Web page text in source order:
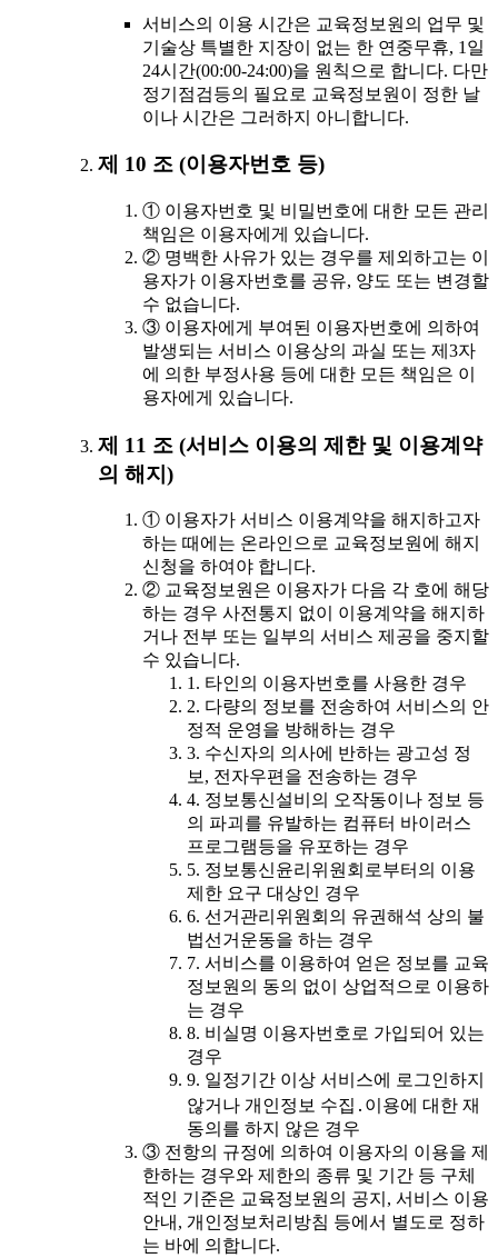
서비스의 이용 시간은 교육정보원의 업무 및
기술상 특별한 지장이 없는 한 연중무휴, 1일
24시간(00:00-24:00)을 원칙으로 합니다. 다만
정기점검등의 필요로 교육정보원이 정한 날
이나 시간은 그러하지 아니합니다.
제 10 조 (이용자번호 등)
① 이용자번호 및 비밀번호에 대한 모든 관리
책임은 이용자에게 있습니다.
② 명백한 사유가 있는 경우를 제외하고는 이
용자가 이용자번호를 공유, 양도 또는 변경할
수 없습니다.
③ 이용자에게 부여된 이용자번호에 의하여
발생되는 서비스 이용상의 과실 또는 제3자
에 의한 부정사용 등에 대한 모든 책임은 이
용자에게 있습니다.
제 11 조 (서비스 이용의 제한 및 이용계약
의 해지)
① 이용자가 서비스 이용계약을 해지하고자
하는 때에는 온라인으로 교육정보원에 해지
신청을 하여야 합니다.
② 교육정보원은 이용자가 다음 각 호에 해당
하는 경우 사전통지 없이 이용계약을 해지하
거나 전부 또는 일부의 서비스 제공을 중지할
수 있습니다.
1. 타인의 이용자번호를 사용한 경우
2. 다량의 정보를 전송하여 서비스의 안
정적 운영을 방해하는 경우
3. 수신자의 의사에 반하는 광고성 정
보, 전자우편을 전송하는 경우
4. 정보통신설비의 오작동이나 정보 등
의 파괴를 유발하는 컴퓨터 바이러스
프로그램등을 유포하는 경우
5. 정보통신윤리위원회로부터의 이용
제한 요구 대상인 경우
6. 선거관리위원회의 유권해석 상의 불
법선거운동을 하는 경우
7. 서비스를 이용하여 얻은 정보를 교육
정보원의 동의 없이 상업적으로 이용하
는 경우
8. 비실명 이용자번호로 가입되어 있는
경우
9. 일정기간 이상 서비스에 로그인하지
않거나 개인정보 수집․이용에 대한 재
동의를 하지 않은 경우
③ 전항의 규정에 의하여 이용자의 이용을 제
한하는 경우와 제한의 종류 및 기간 등 구체
적인 기준은 교육정보원의 공지, 서비스 이용
안내, 개인정보처리방침 등에서 별도로 정하
는 바에 의합니다.